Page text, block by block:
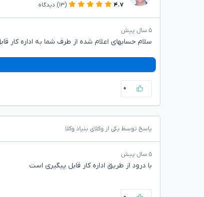
۴.۷
(۱۳) دیدگاه
۵ سال پیش
سلام حسابهای اعلام شده از طرف شما به اداره کار
۰
پاسخ توسط یکی از وکلای بنیاد وکلا
۵ سال پیش
با درود از طریق اداره کار قابل پیگیری است